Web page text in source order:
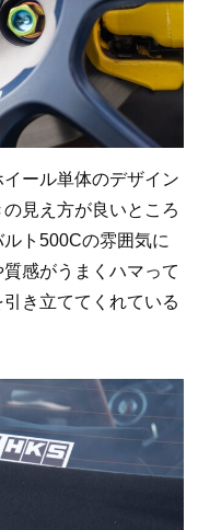
イール単体のデザイン
見え方が良いところ
ト500Cの雰囲気に
感がうまくハマって
き立ててくれている